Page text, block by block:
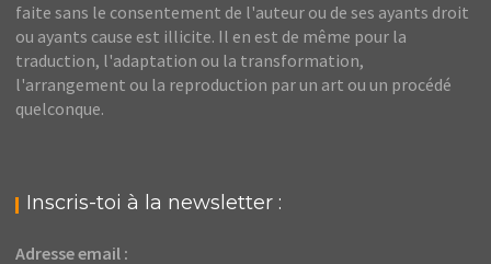
faite sans le consentement de l'auteur ou de ses ayants droit
ou ayants cause est illicite. Il en est de même pour la
traduction, l'adaptation ou la transformation,
l'arrangement ou la reproduction par un art ou un procédé
quelconque.
Inscris-toi à la newsletter :
Adresse email :